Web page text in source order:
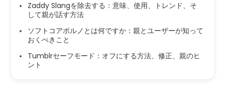
Zaddy Slangを除去する：意味、使用、トレンド、そ
して親が話す方法
ソフトコアポルノとは何ですか：親とユーザーが知って
おくべきこと
Tumblrセーフモード：オフにする方法、修正、親のヒ
ント